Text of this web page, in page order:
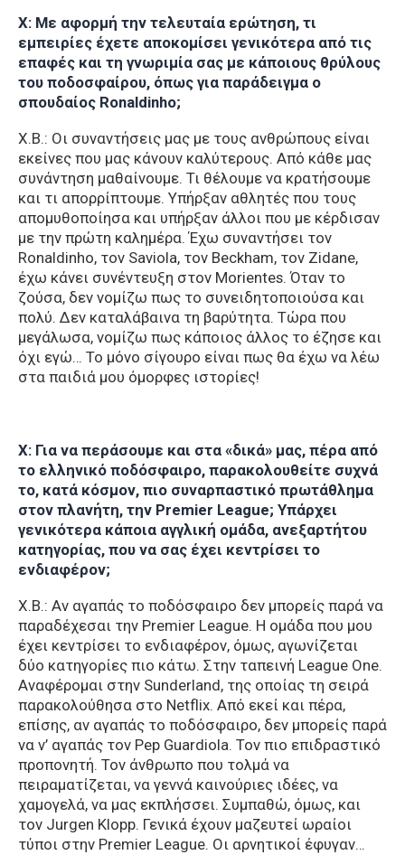
Χ: Με αφορμή την τελευταία ερώτηση, τι
εμπειρίες έχετε αποκομίσει γενικότερα από τις
επαφές και τη γνωριμία σας με κάποιους θρύλους
του ποδοσφαίρου, όπως για παράδειγμα ο
σπουδαίος Ronaldinho;
Χ.Β.: Οι συναντήσεις μας με τους ανθρώπους είναι
εκείνες που μας κάνουν καλύτερους. Από κάθε μας
συνάντηση μαθαίνουμε. Τι θέλουμε να κρατήσουμε
και τι απορρίπτουμε. Υπήρξαν αθλητές που τους
απομυθοποίησα και υπήρξαν άλλοι που με κέρδισαν
με την πρώτη καλημέρα. Έχω συναντήσει τον
Ronaldinho, τον Saviola, τον Beckham, τον Zidane,
έχω κάνει συνέντευξη στον Morientes. Όταν το
ζούσα, δεν νομίζω πως το συνειδητοποιούσα και
πολύ. Δεν καταλάβαινα τη βαρύτητα. Τώρα που
μεγάλωσα, νομίζω πως κάποιος άλλος το έζησε και
όχι εγώ… Το μόνο σίγουρο είναι πως θα έχω να λέω
στα παιδιά μου όμορφες ιστορίες!
Χ: Για να περάσουμε και στα «δικά» μας, πέρα από
το ελληνικό ποδόσφαιρο, παρακολουθείτε συχνά
το, κατά κόσμον, πιο συναρπαστικό πρωτάθλημα
στον πλανήτη, την Premier League; Υπάρχει
γενικότερα κάποια αγγλική ομάδα, ανεξαρτήτου
κατηγορίας, που να σας έχει κεντρίσει το
ενδιαφέρον;
Χ.Β.: Αν αγαπάς το ποδόσφαιρο δεν μπορείς παρά να
παραδέχεσαι την Premier League. Η ομάδα που μου
έχει κεντρίσει το ενδιαφέρον, όμως, αγωνίζεται
δύο κατηγορίες πιο κάτω. Στην ταπεινή League One.
Αναφέρομαι στην Sunderland, της οποίας τη σειρά
παρακολούθησα στο Netflix. Από εκεί και πέρα,
επίσης, αν αγαπάς το ποδόσφαιρο, δεν μπορείς παρά
να ν’ αγαπάς τον Pep Guardiola. Τον πιο επιδραστικό
προπονητή. Τον άνθρωπο που τολμά να
πειραματίζεται, να γεννά καινούριες ιδέες, να
χαμογελά, να μας εκπλήσσει. Συμπαθώ, όμως, και
τον Jurgen Klopp. Γενικά έχουν μαζευτεί ωραίοι
τύποι στην Premier League. Οι αρνητικοί έφυγαν…